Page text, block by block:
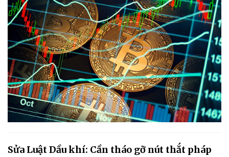
Sửa Luật Dầu khí: Cần tháo gỡ nút thắt pháp